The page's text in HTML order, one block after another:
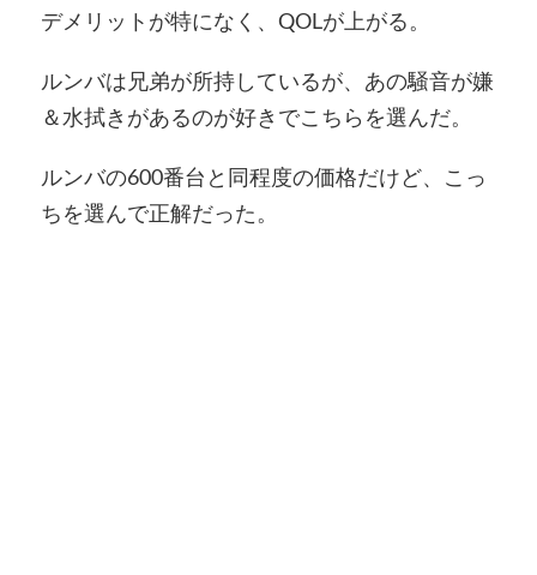
デメリットが特になく、QOLが上がる。
ルンバは兄弟が所持しているが、あの騒音が嫌
＆水拭きがあるのが好きでこちらを選んだ。
ルンバの600番台と同程度の価格だけど、こっ
ちを選んで正解だった。